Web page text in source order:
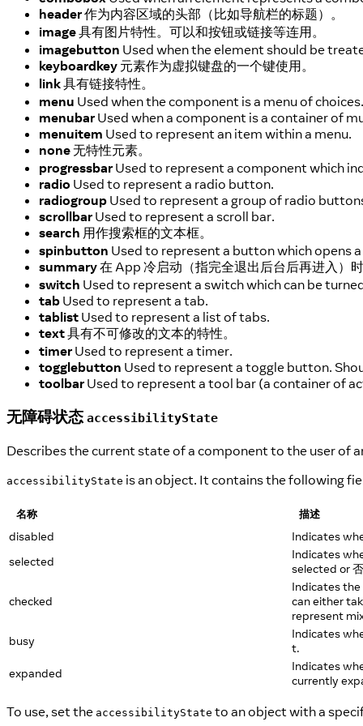
header作为内容区域的头部（比如导航栏的标题）。
image具有图片特性。可以和按钮或链接等连用。
imagebutton Used when the element should be
keyboardkey 元素作为虚拟键盘的一个键使用。
link具有链接特性。
menu Used when the component is a menu of choices.
menubar Used when a component is a container of
menuitem Used to represent an item within a menu.
none无特性元素。
progressbar Used to represent a component which
radio Used to represent a radio button.
radiogroup Used to represent a group of radio
scrollbar Used to represent a scroll bar.
search 用作搜索框的文本框。
spinbutton Used to represent a button which opens
summary在 App 冷启动（指完全退出后台后再进入）
switch Used to represent a switch which can be
tab Used to represent a tab.
tablist Used to represent a list of tabs.
text具有不可修改的文本的特性。
timer Used to represent a timer.
togglebutton Used to represent a toggle button.
toolbar Used to represent a tool bar (a container of
无障碍状态 accessibilityState
Describes the current state of a component to the user of
accessibilityState is an object. It contains the following
名称 描述
disabled
Indicates
selected
Indicates
selected or
checked
Indicates
can either
represent
busy
Indicates
t.
expanded
Indicates
currently
To use, set the accessibilityState to an object with a